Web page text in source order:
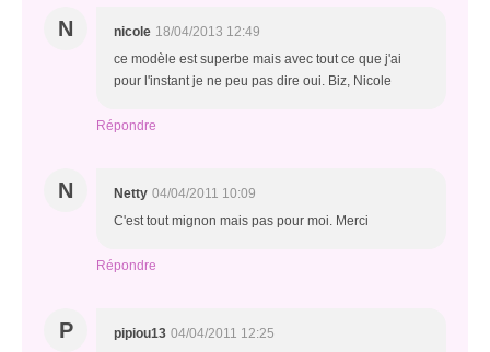
N nicole 18/04/2013 12:49
ce modèle est superbe mais avec tout ce que j'ai
pour l'instant je ne peu pas dire oui. Biz, Nicole
Répondre
N Netty 04/04/2011 10:09
C'est tout mignon mais pas pour moi. Merci
Répondre
P pipiou13 04/04/2011 12:25